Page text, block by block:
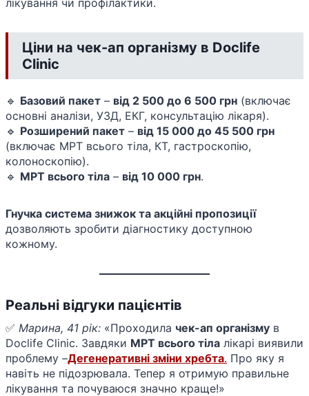
Ціни на чек-ап організму в Doclife
Clinic
🔹 Базовий пакет – від 2 500 до 6 500 грн (включає
основні аналізи, УЗД, ЕКГ, консультацію лікаря).
🔹 Розширений пакет – від 15 000 до 45 500 грн
(включає МРТ всього тіла, КТ, гастроскопію,
колоноскопію).
🔹 МРТ всього тіла – від 10 000 грн.
Гнучка система знижок та акційні пропозиції
дозволяють зробити діагностику доступною
кожному.
Реальні відгуки пацієнтів
✅ Марина, 41 рік: «Проходила чек-ап організму в
Doclife Clinic. Завдяки МРТ всього тіла лікарі виявили
проблему –Дегенеративні зміни хребта. Про яку я
навіть не підозрювала. Тепер я отримую правильне
лікування та почуваюся значно краще!»